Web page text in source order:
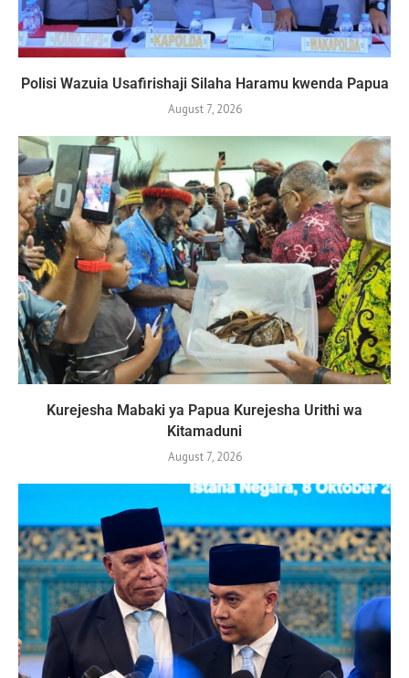
Polisi Wazuia Usafirishaji Silaha Haramu kwenda Papua
August 7, 2026
Kurejesha Mabaki ya Papua Kurejesha Urithi wa
Kitamaduni
August 7, 2026